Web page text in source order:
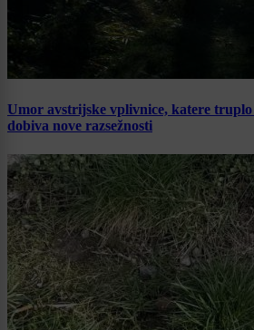
Umor avstrijske vplivnice, katere
dobiva nove razsežnosti